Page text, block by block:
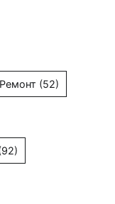
Ремонт (52)